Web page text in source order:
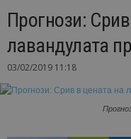
Прогнози:
лавандулата
03/02/2019 11:18